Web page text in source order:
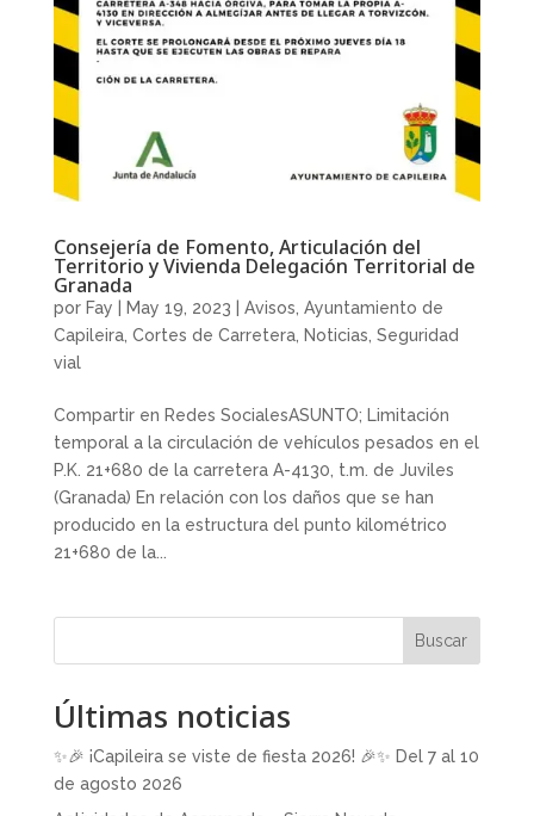
Consejería de Fomento, Articulación del
Territorio y Vivienda Delegación Territorial de
Granada
por Fay May 19, 2023 Avisos Ayuntamiento de
Capileira, Cortes de Carretera, Noticias Seguridad
vial
Compartir en Redes SocialesASUNTO; Limitación
temporal a la circulación de vehículos pesados en el
P.K. 21+680 de la carretera A-4130, t.m. de Juviles
(Granada) En relación con los daños que se han
producido en la estructura del punto kilométrico
21+680 de la...
Buscar
Últimas noticias
✨🎉 ¡Capileira se viste de fiesta 2026! 🎉✨ Del 7 al 10
de agosto 2026